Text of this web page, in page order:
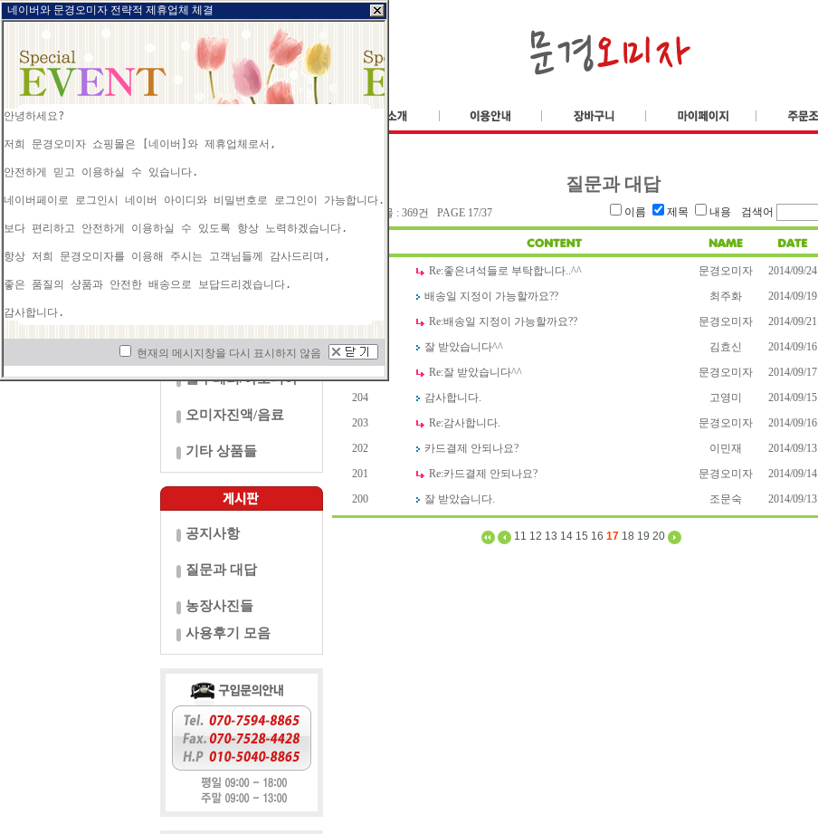
건오미자
생오미자
오디/복분자
블루베리/아로니아
오미자진액/음료
기타 상품들
공지사항
질문과 대답
농장사진들
사용후기 모음
질문과 대답
총 게시물 : 369건 PAGE 17/37 이름 제목 내용 검색어
Re:좋은녀석들로 부탁합니다..^^ 문경오미자 2014/09/24
배송일 지정이 가능할까요?? 최주화 2014/09/19
Re:배송일 지정이 가능할까요?? 문경오미자 2014/09/21
206
잘 받았습니다^^ 김효신 2014/09/16
Re:잘 받았습니다^^ 문경오미자 2014/09/17
204
감사합니다. 고영미 2014/09/15
203
Re:감사합니다. 문경오미자 2014/09/16
202
카드결제 안되나요? 이민재 2014/09/13
201
Re:카드결제 안되나요? 문경오미자 2014/09/14
200
잘 받았습니다. 조문숙 2014/09/13
11 12 13 14 15 16 17 18 19 20
네이버와 문경오미자 전략적 제휴업체 체결
안녕하세요?
저희 문경오미자 쇼핑몰은 [네이버]와 제휴업체로서,
안전하게 믿고 이용하실 수 있습니다.
네이버페이로 로그인시 네이버 아이디와 비밀번호로 로그인이 가능합니다.
보다 편리하고 안전하게 이용하실 수 있도록 항상 노력하겠습니다.
항상 저희 문경오미자를 이용해 주시는 고객님들께 감사드리며,
좋은 품질의 상품과 안전한 배송으로 보답드리겠습니다.
현재의 메시지창을 다시 표시하지 않음